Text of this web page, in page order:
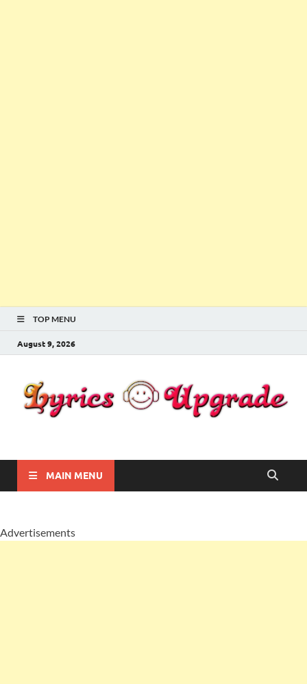
TOP MENU
August 9, 2026
Lyricsupgrade
MAIN MENU
Advertisements